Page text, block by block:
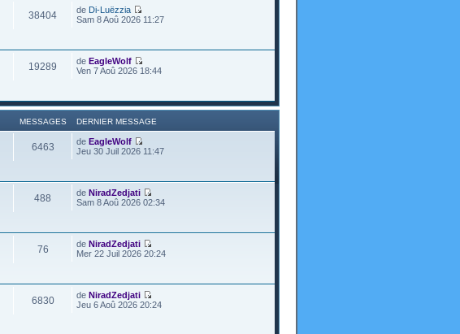
38404 de Di-Luëzzia
Sam 8 Aoû 2026 11:27
19289 deEagleWolf
Ven 7 Aoû 2026 18:44
MESSAGES DERNIER MESSAGE
6463 deEagleWolf
Jeu 30 Juil 2026 11:47
488 deNiradZedjati
Sam 8 Aoû 2026 02:34
76 deNiradZedjati
Mer 22 Juil 2026 20:24
6830 deNiradZedjati
Jeu 6 Aoû 2026 20:24